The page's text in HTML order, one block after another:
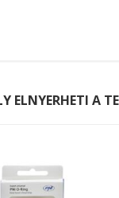
ELNYERHETI A